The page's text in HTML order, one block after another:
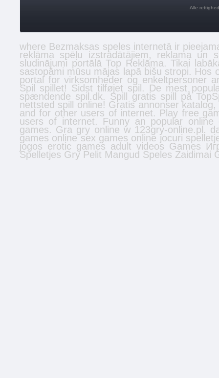
Alle
where Bezmaksas speles internetā ir
reklāma spēļu izstrādātājiem, reklama un
sludinājumi portālā Top Reklāma. Tikai
sastopāmi mūsu mājas lapā bišu stropi. Hos
portal for virksomheder og enkeltpersoner
Spil spillet! Sidst tilføjet spil . De mest
spændende spil.dk. Spill gratis spill på
nettsted spill online! Gratis annonser katalog,
and for other users of internet. Play free
users of internet. Funny an popular
games. Gra gry online w 123gry-online.pl.
games online sex games online jocuri
jogos erotic games adult videos Games
Spelletjes Gry Pelit Mangud Speles Zaidimai